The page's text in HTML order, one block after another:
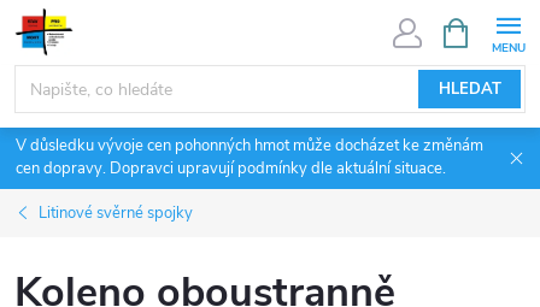
Přejít
obsah
HLEDAT
NÁKUPNÍ
KOŠÍK
V důsledku vývoje cen pohonných hmot může docházet ke změnám
cen dopravy. Dopravci upravují podmínky dle aktuální situace.
Litinové svěrné spojky
Koleno oboustranně